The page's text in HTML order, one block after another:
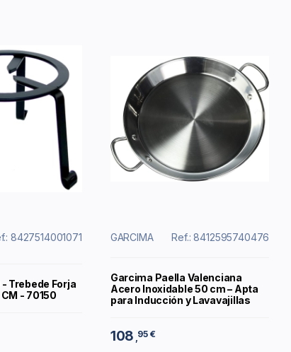
8427514001071
- Trebede Forja
- 70150
GARCIMA Ref.: 8412595740476
Garcima Paella Valenciana
Acero Inoxidable 50 cm – Apta
para Inducción y Lavavajillas
108 ,95 €